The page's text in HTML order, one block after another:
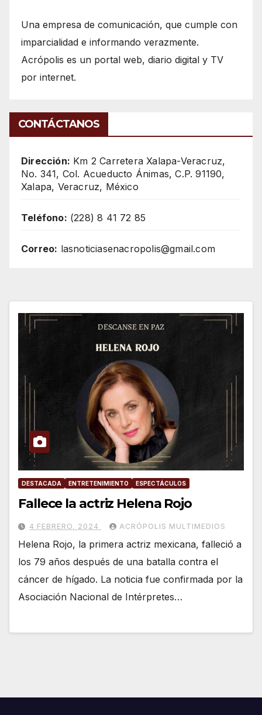
Una empresa de comunicación, que cumple con
imparcialidad e informando verazmente.
Acrópolis es un portal web, diario digital y TV
por internet.
CONTÁCTANOS
Dirección: Km 2 Carretera Xalapa-Veracruz,
No. 341, Col. Acueducto Ánimas, C.P. 91190,
Xalapa, Veracruz, México
Teléfono: (228) 8 41 72 85
Correo: lasnoticiasenacropolis@gmail.com
DESTACADA ENTRETENIMIENTO ESPECTÁCULOS
Fallece la actriz Helena Rojo
4 FEBRERO, 2024 ACRÓPOLIS MULTIMEDIOS
Helena Rojo, la primera actriz mexicana, falleció a
los 79 años después de una batalla contra el
cáncer de hígado. La noticia fue confirmada por la
Asociación Nacional de Intérpretes…